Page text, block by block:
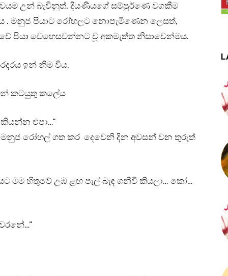
උන් බැවිනුත්, දියණියගේ සම්පුර්ණෙ වගකීම
. මනුජ පියාට රෝහලට නොපැමිණෙන ලෙසත්,
පියා වෙහෙසවන්නට වූ අකමැත්ත නිසාවෙන්මය.
ඉන් නිම විය.
කටයුතු කලේය
එපා…”
රෝහල් ගත කර දෙවෙනි දින අවසන් වන තුරුත්
මම හිතුවේ උඹ ළඟ පැල් බැඳ ගනීවි කියලා… කෝ…